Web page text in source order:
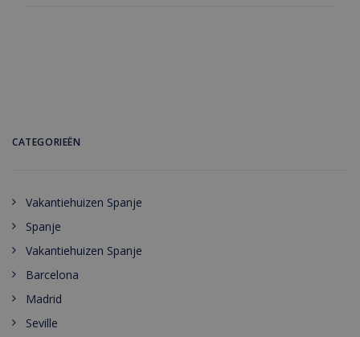
CATEGORIEËN
Vakantiehuizen Spanje
Spanje
Vakantiehuizen Spanje
Barcelona
Madrid
Seville